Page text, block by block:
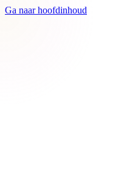
Ga naar hoofdinhoud